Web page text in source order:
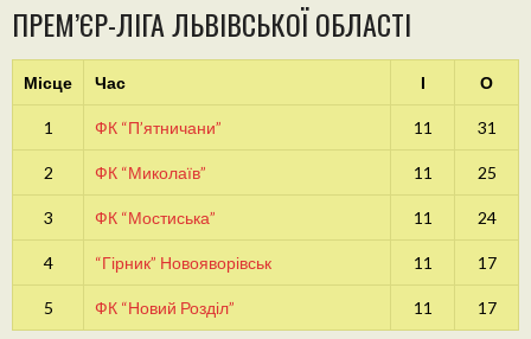
ПРЕМ’ЄР-ЛІГА ЛЬВІВСЬКОЇ ОБЛАСТІ
Місце Час І О
1 ФК “П’ятничани” 11 31
2 ФК “Миколаїв” 11 25
3 ФК “Мостиська” 11 24
4 “Гірник” Новояворівськ 11 17
5 ФК “Новий Розділ” 11 17